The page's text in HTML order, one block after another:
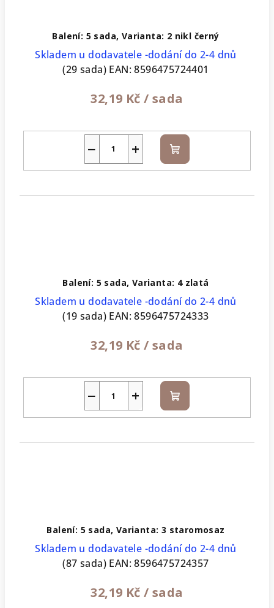
Balení: 5 sada, Varianta: 2 nikl černý
Skladem u dodavatele -dodání do 2-4 dnů
(29 sada) EAN: 8596475724401
32,19 Kč/ sada
+
− Do
košíku
Balení: 5 sada, Varianta: 4 zlatá
Skladem u dodavatele -dodání do 2-4 dnů
(19 sada) EAN: 8596475724333
32,19 Kč/ sada
+
− Do
košíku
Balení: 5 sada, Varianta: 3 staromosaz
Skladem u dodavatele -dodání do 2-4 dnů
(87 sada) EAN: 8596475724357
32,19 Kč/ sada